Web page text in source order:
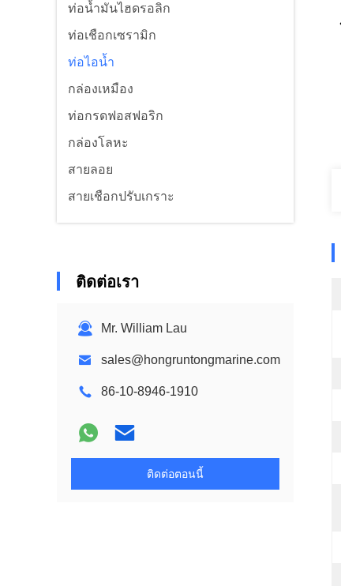
ท่อน้ำมันไฮดรอลิก
ท่อเชือกเซรามิก
ท่อไอน้ำ
กล่องเหมือง
ท่อกรดฟอสฟอริก
กล่องโลหะ
สายลอย
สายเชือกปรับเกราะ
ติดต่อเรา
Mr. William Lau
sales@hongruntongmarine.com
86-10-8946-1910
ติดต่อตอนนี้